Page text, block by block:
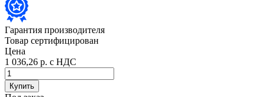
Гарантия производителя
Товар сертифицирован
Цена
1 036,26 р. с НДС
Купить